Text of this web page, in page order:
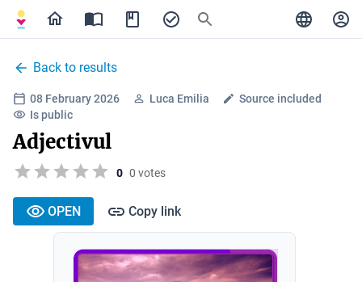
Back to results
08 February 2026 Luca Emilia
Source included
Is public
Adjectivul
0 0 votes
OPEN Copy link